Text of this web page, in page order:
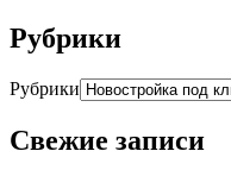
Рубрики
Рубрики
Свежие записи